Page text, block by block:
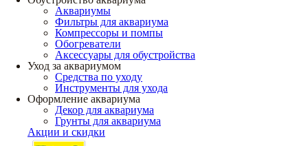
Аквариумы
Фильтры для аквариума
Компрессоры и помпы
Обогреватели
Аксессуары для обустройства
Уход за аквариумом
Средства по уходу
Инструменты для ухода
Оформление аквариума
Декор для аквариума
Грунты для аквариума
Акции и скидки